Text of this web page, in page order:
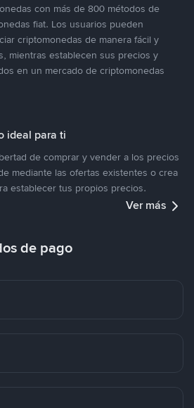
con más de 800 métodos de
fiat. Los usuarios pueden
criptomonedas de manera fácil y
mientras establecen sus precios y
en un mercado de criptomonedas
ideal para ti
de comprar y vender a los precios
mediante las ofertas existentes o crea
establecer tus propios precios.
Ver más
de pago